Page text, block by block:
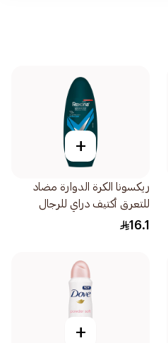
+
ريكسونا الكرة الدوارة مضاد
للتعرق أكتيف دراي للرجال
50مل
16.1
+